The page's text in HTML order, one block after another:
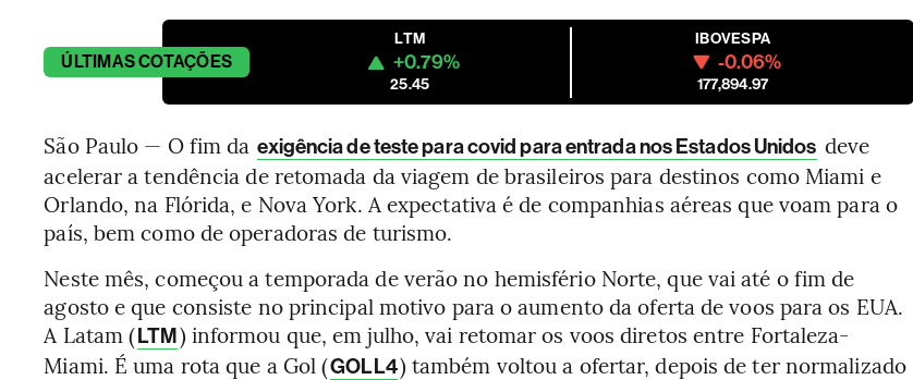
ÚLTIMASCOTAÇÕES
LTM
+0.79%
25.45
IBOVESPA
-0.06%
177,894.97
São Paulo — O fim da exigência de teste para covid para entrada nos Estados Unidos deve
acelerar a tendência de retomada da viagem de brasileiros para destinos como Miami e
Orlando, na Flórida, e Nova York. A expectativa é de companhias aéreas que voam para o
país, bem como de operadoras de turismo.
Neste mês, começou a temporada de verão no hemisfério Norte, que vai até o fim de
agosto e que consiste no principal motivo para o aumento da oferta de voos para os EUA.
A Latam (LTM) informou que, em julho, vai retomar os voos diretos entre Fortaleza-
Miami. É uma rota que a Gol (GOLL4) também voltou a ofertar, depois de ter normalizado